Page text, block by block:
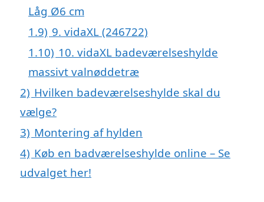
Låg Ø6 cm
1.9) 9. vidaXL (246722)
1.10) 10. vidaXL badeværelseshylde
massivt valnøddetræ
2) Hvilken badeværelseshylde skal du
vælge?
3) Montering af hylden
4) Køb en badværelseshylde online – Se
udvalget her!